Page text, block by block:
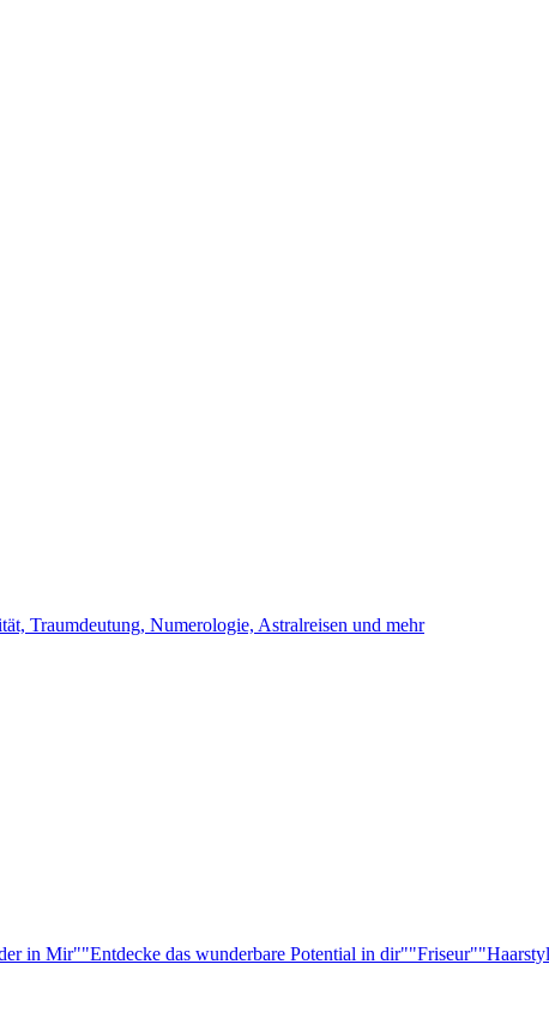
Traumdeutung, Numerologie, Astralreisen und mehr
in Mir""Entdecke das wunderbare Potential in dir""Friseur"